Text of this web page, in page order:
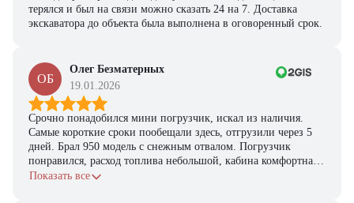
терялся и был на связи можно сказать 24 на 7. Доставка
экскаватора до объекта была выполнена в оговоренный срок.
ОБ
Олег Безматерных
19.01.2026
Срочно понадобился мини погрузчик, искал из наличия.
Самые короткие сроки пообещали здесь, отгрузили через 5
дней. Брал 950 модель с снежным отвалом. Погрузчик
понравился, расход топлива небольшой, кабина комфортная,
с задачами справляется.
Показать все